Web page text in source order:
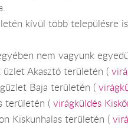
kívül több településre
nem vagyunk
üzlet Akasztó területén (
Baja területén (
területén ( virágküldés
Kiskunhalas területén (